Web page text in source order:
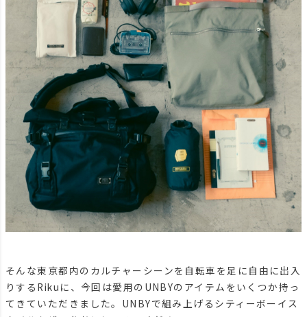
そんな東京都内のカルチャーシーンを自転車を足に自由に出入
りするRikuに、今回は愛用のUNBYのアイテムをいくつか持っ
てきていただきました。UNBYで組み上げるシティーボーイス